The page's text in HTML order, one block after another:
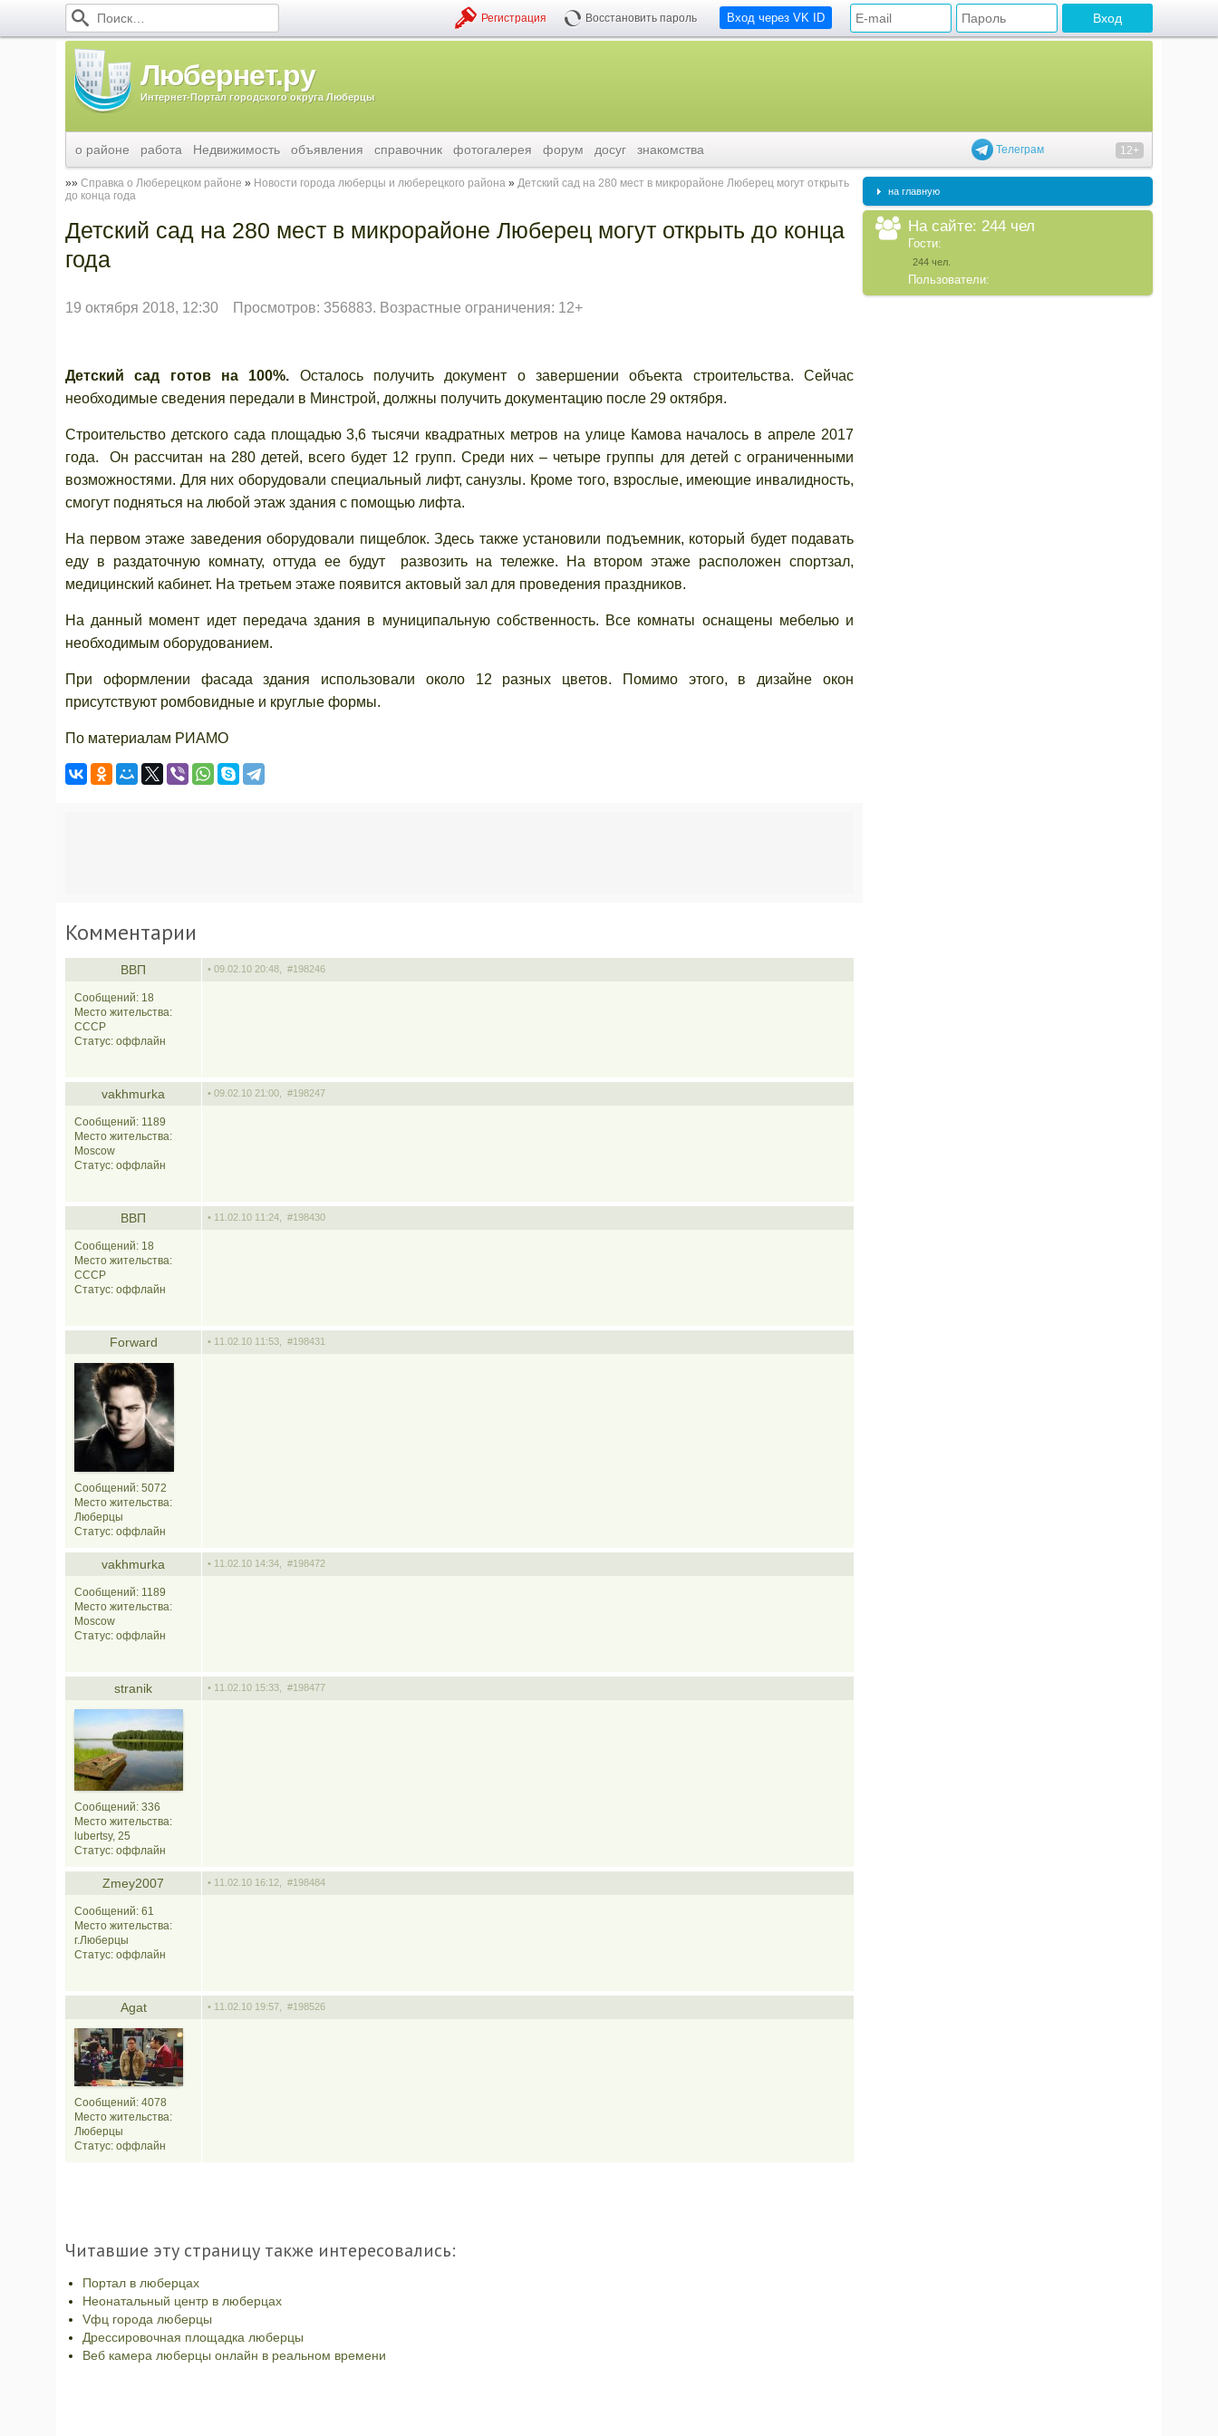
Вход через VK ID
Регистрация Восстановить пароль
Любернет.ру
Интернет-Портал городского округа Люберцы
Телеграм 12+
о районе работа Недвижимость объявления справочник фотогалерея форум досуг знакомства
Справка о Люберецком районе Новости города люберцы и люберецкого района
Детский сад на 280 мест в микрорайоне Люберец могут открыть
до конца года
Детский сад на 280 мест в микрорайоне Люберец могут открыть до конца
года
19 октября 2018, 12:30 Просмотров: 356883. Возрастные ограничения: 12+
Детский сад готов на 100%. Осталось получить документ о завершении объекта строительства. Сейчас
необходимые сведения передали в Минстрой, должны получить документацию после 29 октября.
Строительство детского сада площадью 3,6 тысячи квадратных метров на улице Камова началось в апреле 2017
года. Он рассчитан на 280 детей, всего будет 12 групп. Среди них – четыре группы для детей с ограниченными
возможностями. Для них оборудовали специальный лифт, санузлы. Кроме того, взрослые, имеющие инвалидность,
смогут подняться на любой этаж здания с помощью лифта.
На первом этаже заведения оборудовали пищеблок. Здесь также установили подъемник, который будет подавать
еду в раздаточную комнату, оттуда ее будут развозить на тележке. На втором этаже расположен спортзал,
медицинский кабинет. На третьем этаже появится актовый зал для проведения праздников.
На данный момент идет передача здания в муниципальную собственность. Все комнаты оснащены мебелью и
необходимым оборудованием.
При оформлении фасада здания использовали около 12 разных цветов. Помимо этого, в дизайне окон
присутствуют ромбовидные и круглые формы.
По материалам РИАМО
Комментарии
ВВП • 09.02.10 20:48, #198246
Сообщений: 18
Место жительства:
СССР
Статус: оффлайн
vakhmurka • 09.02.10 21:00, #198247
Сообщений: 1189
Место жительства:
Moscow
Статус: оффлайн
ВВП • 11.02.10 11:24, #198430
Сообщений: 18
Место жительства:
СССР
Статус: оффлайн
Forward • 11.02.10 11:53, #198431
Сообщений: 5072
Место жительства:
Люберцы
Статус: оффлайн
vakhmurka • 11.02.10 14:34, #198472
Сообщений: 1189
Место жительства:
Moscow
Статус: оффлайн
stranik • 11.02.10 15:33, #198477
Сообщений: 336
Место жительства:
lubertsy, 25
Статус: оффлайн
Zmey2007 • 11.02.10 16:12, #198484
Сообщений: 61
Место жительства:
г.Люберцы
Статус: оффлайн
Agat • 11.02.10 19:57, #198526
Сообщений: 4078
Место жительства:
Люберцы
Статус: оффлайн
Читавшие эту страницу также интересовались:
Портал в люберцах
Неонатальный центр в люберцах
Vфц города люберцы
Дрессировочная площадка люберцы
Веб камера люберцы онлайн в реальном времени
на главную
На сайте: 244 чел
Гости:
244 чел.
Пользователи: